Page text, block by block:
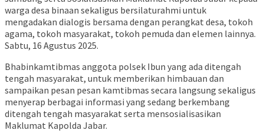
warga desa binaan sekaligus bersilaturahmi untuk
mengadakan dialogis bersama dengan perangkat desa, tokoh
agama, tokoh masyarakat, tokoh pemuda dan elemen lainnya.
Sabtu, 16 Agustus 2025.
Bhabinkamtibmas anggota polsek Ibun yang ada ditengah
tengah masyarakat, untuk memberikan himbauan dan
sampaikan pesan pesan kamtibmas secara langsung sekaligus
menyerap berbagai informasi yang sedang berkembang
ditengah tengah masyarakat serta mensosialisasikan
Maklumat Kapolda Jabar.